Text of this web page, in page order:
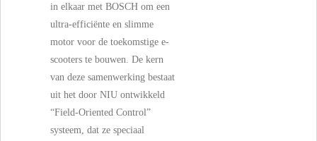
in elkaar met BOSCH om een
ultra-efficiënte en slimme
motor voor de toekomstige e-
scooters te bouwen. De kern
van deze samenwerking bestaat
uit het door NIU ontwikkeld
“Field-Oriented Control”
systeem, dat ze speciaal